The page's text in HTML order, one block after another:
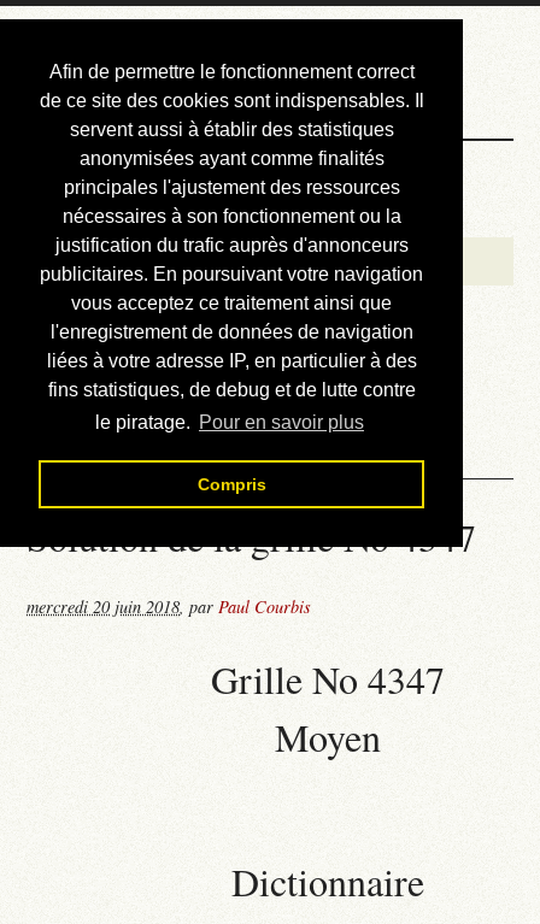
Afin de permettre le fonctionnement correct
de ce site des cookies sont indispensables. Il
servent aussi à établir des statistiques
anonymisées ayant comme finalités
principales l'ajustement des ressources
nécessaires à son fonctionnement ou la
justification du trafic auprès d'annonceurs
publicitaires. En poursuivant votre navigation
vous acceptez ce traitement ainsi que
l'enregistrement de données de navigation
liées à votre adresse IP, en particulier à des
fins statistiques, de debug et de lutte contre
le piratage. Pour en savoir plus
Compris
Courbis, « LE »
Blog Officiel
Bienvenue
Réalisations
Divers (et d’été)
Annonces
Liens externes
Téléchargement
Contact
Solution de la grille No 4347
mercredi 20 juin 2018,parPaul Courbis
Grille No 4347
Moyen
Dictionnaire